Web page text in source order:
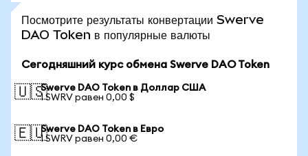
Посмотрите результаты конвертации Swerve
DAO Token в популярные валюты
Сегодняшний курс обмена Swerve DAO Token
🇺🇸Swerve DAO Token в Доллар США
1 SWRV равен 0,00 $
🇪🇺Swerve DAO Token в Евро
1 SWRV равен 0,00 €